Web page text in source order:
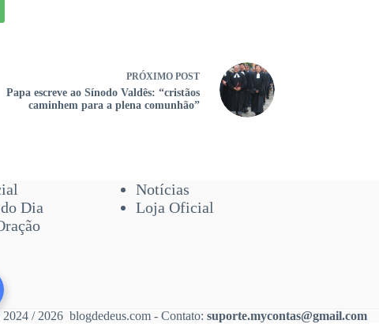
PRÓXIMO POST
Papa escreve ao Sínodo Valdês: “cristãos
caminhem para a plena comunhão”
Dia
Notícias
Loja Oficial
/ 2026 blogdedeus.com - Contato:suporte.mycontas@gmail.com